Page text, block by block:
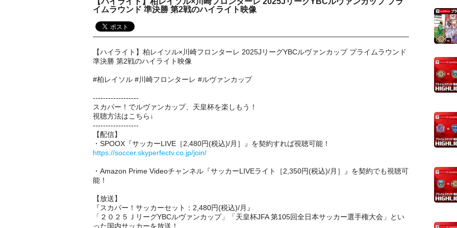
イムラウンド 準決勝 第2戦のハイライト映像
【ハイライト】柏レイソル×川崎フロンターレ 2025JリーグYBCルヴァンカップ プライムラウンド
準決勝 第2戦のハイライト映像
#柏レイソル #川崎フロンターレ #ルヴァンカップ
------------------
スカパー！でルヴァンカップ、天皇杯を楽しもう！
視聴方法はこちら↓
------------------
【配信】
・SPOOX『サッカーLIVE［2,480円(税込)/月］』を契約すれば視聴可能！
https://soccer.skyperfectv.co.jp/join/
・Amazon Prime Videoチャンネル『サッカーLIVEライト［2,350円(税込)/月］』を契約でも視聴可
能！
【放送】
『スカパー！サッカーセット：2,480円(税込)/月』
「２０２５ＪリーグYBCルヴァンカップ」「天皇杯JFA 第105回全日本サッカー選手権大会」とい
った国内サッカーを放送！